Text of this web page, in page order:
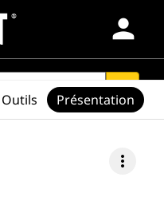
person
search
more_vert
Outils Présentation